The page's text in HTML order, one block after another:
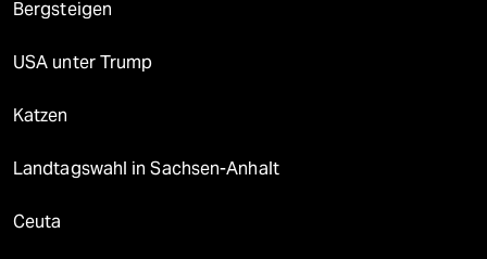
Bergsteigen
USA unter Trump
Katzen
Landtagswahl in Sachsen-Anhalt
Ceuta